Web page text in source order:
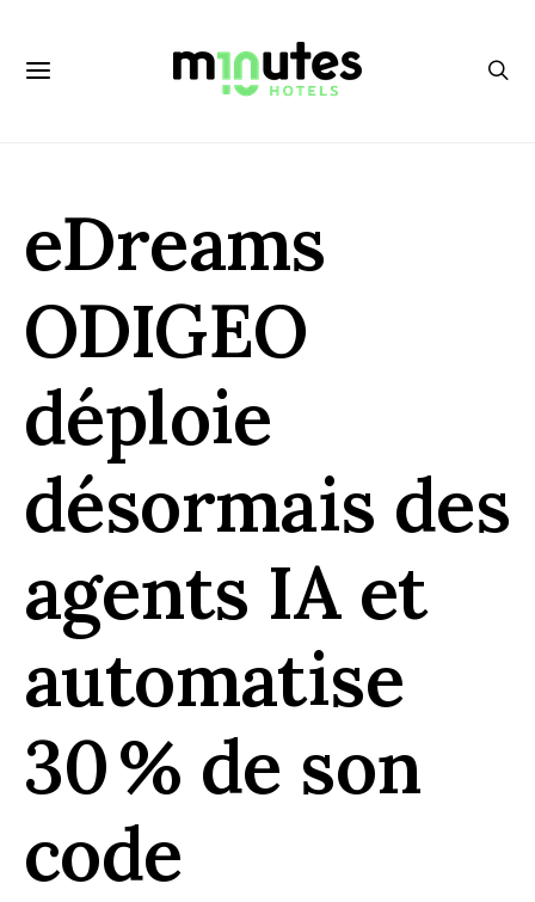
eDreams
ODIGEO
déploie
désormais des
agents IA et
automatise
30 % de son
code